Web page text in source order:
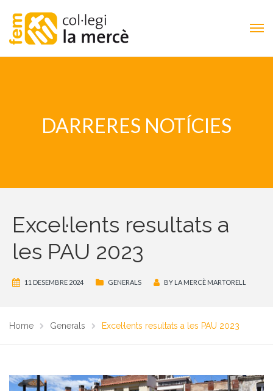
DARRERES NOTÍCIES
Excel·lents resultats a
les PAU 2023
11 DESEMBRE 2024 GENERALS BY LA MERCÈ MARTORELL
Home Generals Excel·lents resultats a les PAU 2023